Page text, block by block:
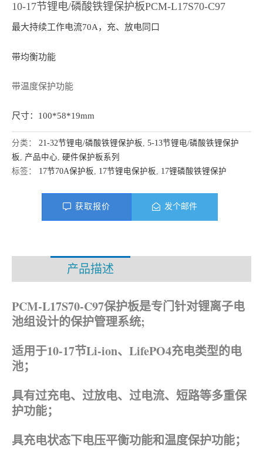
10-17节锂电/磷酸铁锂保护板PCM-L17S70-C97
最大持续工作电流70A，充、放电同口
带均衡功能
带温度保护功能
尺寸：100*58*19mm
分类： 21-32节锂电/磷酸铁锂保护板 5-13节锂电/磷酸铁锂保护
板
产品中心 硬件保护板系列
标签： 17节70A保护板 17节锂电保护板 17锂磷酸铁锂保护
获取报价 发个邮件
产品描述
PCM-L17S70-C97保护板是专门针对锂离子电
池组设计的保护管理系统;
适用于10-17节Li-ion、 LifePO4充电类型的电
池；
具有过充电、过放电、过电流、短路等多重保
护功能；
具充电状态下电压平衡功能和温度保护功能；